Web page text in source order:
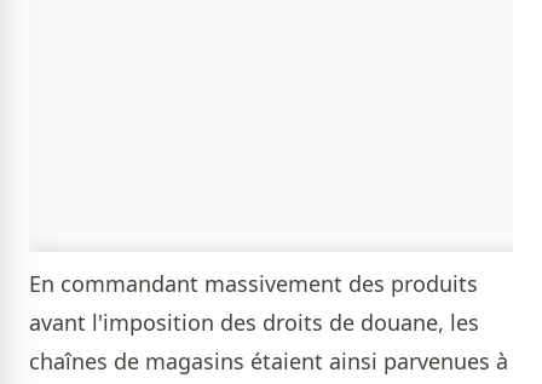
En commandant massivement des produits
avant l'imposition des droits de douane, les
chaînes de magasins étaient ainsi parvenues à